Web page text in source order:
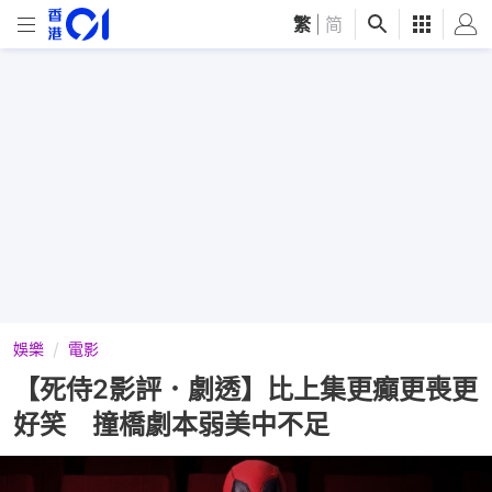
繁 简
娛樂 電影
【死侍2影評．劇透】比上集更癲更喪更
好笑 撞橋劇本弱美中不足